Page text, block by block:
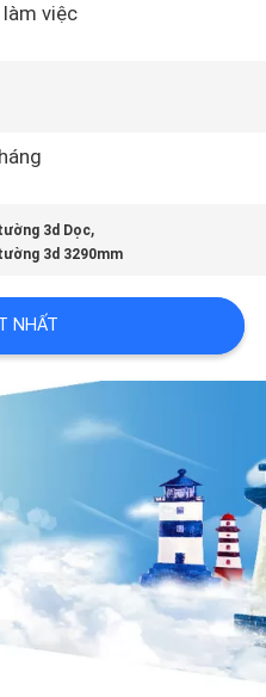
làm việc
3d Dọc,
3d 3290mm
NHẤT